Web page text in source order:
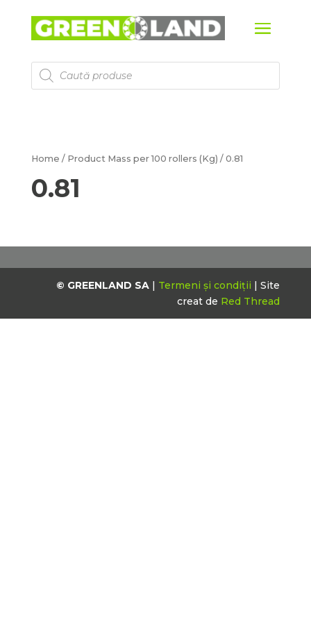
Products
search
Home / Product Mass per 100 rollers (Kg) / 0.81
0.81
© GREENLAND SA | Termeni și condiții | Site
creat de Red Thread